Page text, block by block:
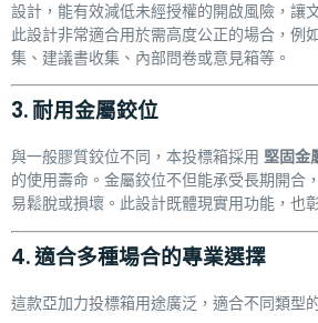
設計，能有效減低未經授權的開啟風險，讓
此設計非常適合用於需高度公正的場合，例
集、建議書收集、內部問卷或意見箱等。
3. 耐用金屬鉸位
與一般膠質鉸位不同，本投標箱採用 堅固金
的使用壽命。金屬鉸位不但能承受長期開合
易鬆脫或損壞。此設計既體現實用功能，也
4. 適合多種場合的專業選擇
這款亞加力投標箱用途廣泛，適合不同類型